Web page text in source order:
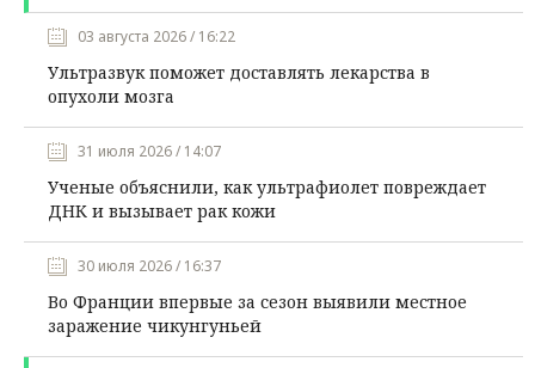
03 августа 2026 / 16:22
Ультразвук поможет доставлять лекарства в
опухоли мозга
31 июля 2026 / 14:07
Ученые объяснили, как ультрафиолет повреждает
ДНК и вызывает рак кожи
30 июля 2026 / 16:37
Во Франции впервые за сезон выявили местное
заражение чикунгуньей